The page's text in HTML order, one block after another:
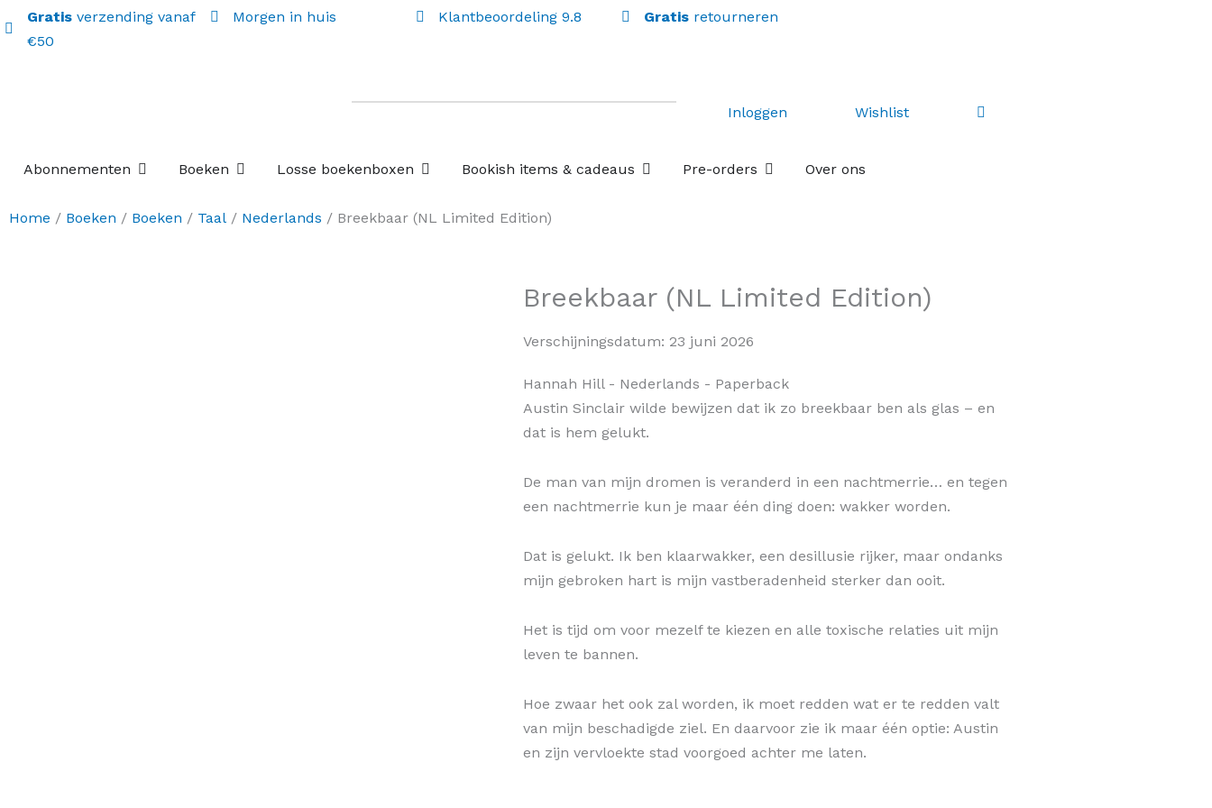
Gratis verzending vanaf
€50
Morgen in huis Klantbeoordeling 9.8 Gratis retourneren
Inloggen Wishlist
Abonnementen Open Abonnementen
Boeken Open Boeken
Losse boekenboxen Open Losse boekenboxen
Bookish items & cadeaus Open Bookish items & cadeaus
Pre-orders Open Pre-orders
Over ons
Home / Boeken / Boeken / Taal / Nederlands / Breekbaar (NL Limited Edition)
Breekbaar (NL Limited Edition)
Verschijningsdatum: 23 juni 2026
Hannah Hill - Nederlands - Paperback
Austin Sinclair wilde bewijzen dat ik zo breekbaar ben als glas – en
dat is hem gelukt.
De man van mijn dromen is veranderd in een nachtmerrie… en tegen
een nachtmerrie kun je maar één ding doen: wakker worden.
Dat is gelukt. Ik ben klaarwakker, een desillusie rijker, maar ondanks
mijn gebroken hart is mijn vastberadenheid sterker dan ooit.
Het is tijd om voor mezelf te kiezen en alle toxische relaties uit mijn
leven te bannen.
Hoe zwaar het ook zal worden, ik moet redden wat er te redden valt
van mijn beschadigde ziel. En daarvoor zie ik maar één optie: Austin
en zijn vervloekte stad voorgoed achter me laten.